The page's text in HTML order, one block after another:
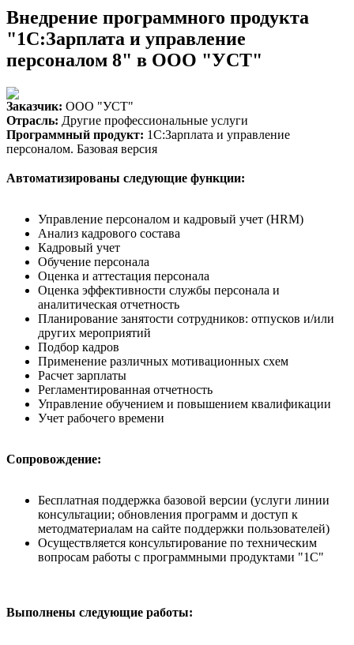
Внедрение программного продукта
"1С:Зарплата и управление
персоналом 8" в ООО "УСТ"
Заказчик: ООО "УСТ"
Отрасль: Другие профессиональные услуги
Программный продукт: 1С:Зарплата и управление
персоналом. Базовая версия
Автоматизированы следующие функции:
Управление персоналом и кадровый учет (HRM)
Анализ кадрового состава
Кадровый учет
Обучение персонала
Оценка и аттестация персонала
Оценка эффективности службы персонала и
аналитическая отчетность
Планирование занятости сотрудников: отпусков и/или
других мероприятий
Подбор кадров
Применение различных мотивационных схем
Расчет зарплаты
Регламентированная отчетность
Управление обучением и повышением квалификации
Учет рабочего времени
Сопровождение:
Бесплатная поддержка базовой версии (услуги линии
консультации; обновления программ и доступ к
методматериалам на сайте поддержки пользователей)
Осуществляется консультирование по техническим
вопросам работы с программными продуктами "1С"
Выполнены следующие работы: